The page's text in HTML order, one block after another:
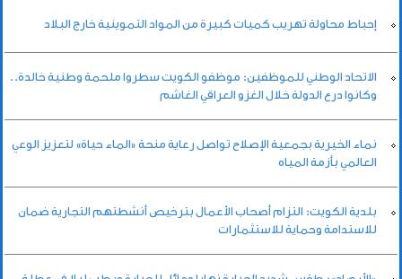
إحباط محاولة تهريب كميات كبيرة من المواد التموينية خارج البلاد
الاتحاد الوطني للموظفين: موظفو الكويت سطروا ملحمة وطنية خالدة..
وكانوا درع الدولة خلال الغزو العراقي الغاشم
نماء الخيرية بجمعية الإصلاح تواصل رعاية منحة «الماء حياة» لتعزيز الوعي
العالمي بأزمة المياه
بلدية الكويت: التزام أصحاب الأعمال بترخيص أنشطتهم التجارية ضمان
للاستدامة وحماية للاستثمارات